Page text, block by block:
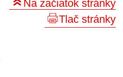
Na začiatok stránky
Tlač stránky